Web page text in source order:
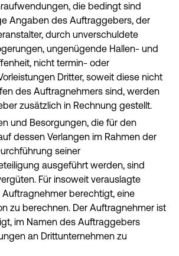
die bedingt sind
Angaben des Auftraggebers, der
durch unverschuldete
ungenügende Hallen- und
nicht termin- oder
Dritter, soweit diese nicht
des Auftragnehmers sind, werden
zusätzlich in Rechnung gestellt.
und Besorgungen, die für den
dessen Verlangen im Rahmen der
seiner
ausgeführt werden, sind
Für insoweit verauslagte
Auftragnehmer berechtigt, eine
zu berechnen. Der Auftragnehmer ist
im Namen des Auftraggebers
an Drittunternehmen zu